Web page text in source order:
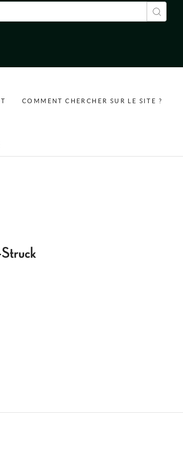
de recherche
COMMENT CHERCHER SUR LE SITE ?